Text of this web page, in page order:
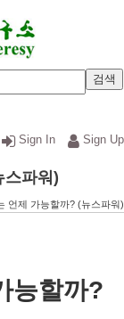
Sign In Sign Up
스파워)
언제 가능할까? (뉴스파워)
능할까?